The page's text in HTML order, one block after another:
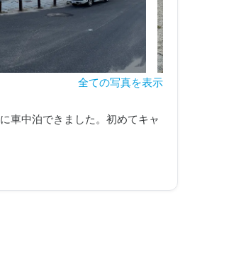
全ての写真を表示
車中泊できました。初めてキャ